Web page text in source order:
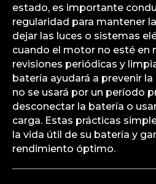
estado, es importante
regularidad para mantener
dejar las luces o sistemas
cuando el motor no esté en
revisiones periódicas y
batería ayudará a prevenir la
no se usará por un período
desconectar la batería o
carga. Estas prácticas
la vida útil de su batería y
rendimiento óptimo.